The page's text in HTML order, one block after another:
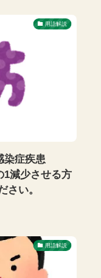
用語解説
染症疾患
1減少させる方
さい。
用語解説